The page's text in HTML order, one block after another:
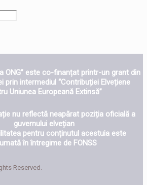
ONG” este co-finanțat printr-un grant din
prin intermediul “Contribuției Elvețiene
Uniunea Europeană Extinsă”
nu reflectă neapărat poziția oficială a
guvernului elvețian
pentru conținutul acestuia este
în întregime de FONSS
Reserved.